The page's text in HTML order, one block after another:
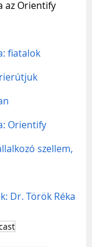
az Orientify
fiatalok
Orientify
szellem,
Dr. Török Réka